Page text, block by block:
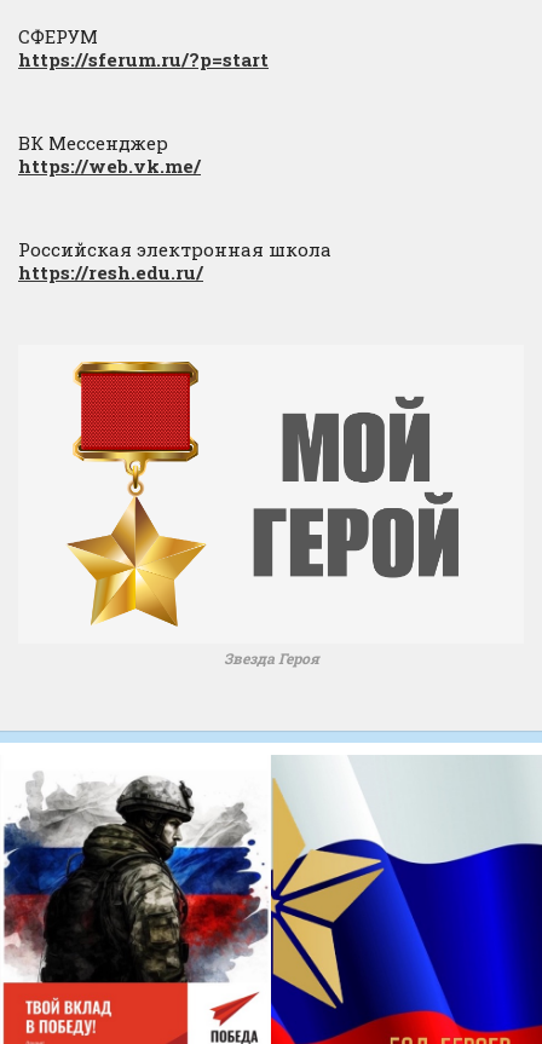
СФЕРУМ
https://sferum.ru/?p=start
ВК Мессенджер
https://web.vk.me/
Российская электронная школа
https://resh.edu.ru/
Звезда Героя